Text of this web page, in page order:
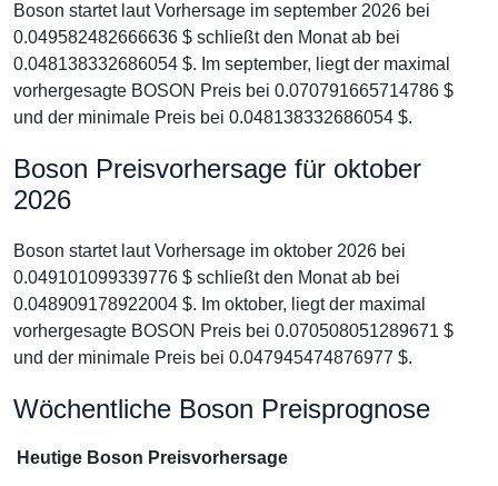
Boson startet laut Vorhersage im september 2026 bei
0.049582482666636 $ schließt den Monat ab bei
0.048138332686054 $. Im september, liegt der maximal
vorhergesagte BOSON Preis bei 0.070791665714786 $
und der minimale Preis bei 0.048138332686054 $.
Boson Preisvorhersage für oktober
2026
Boson startet laut Vorhersage im oktober 2026 bei
0.049101099339776 $ schließt den Monat ab bei
0.048909178922004 $. Im oktober, liegt der maximal
vorhergesagte BOSON Preis bei 0.070508051289671 $
und der minimale Preis bei 0.047945474876977 $.
Wöchentliche Boson Preisprognose
Heutige Boson Preisvorhersage